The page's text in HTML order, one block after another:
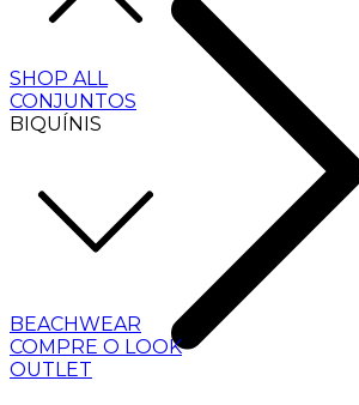
SHOP ALL
CONJUNTOS
BIQUÍNIS
BEACHWEAR
COMPRE O LOOK
OUTLET